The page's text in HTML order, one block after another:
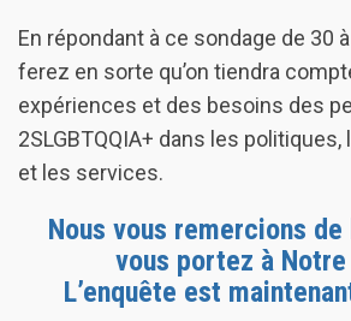
En répondant à ce sondage de 30
ferez en sorte qu’on tiendra
expériences et des besoins des
2SLGBTQQIA+ dans les
et les services.
Nous vous remercions de
vous portez à
L’enquête est